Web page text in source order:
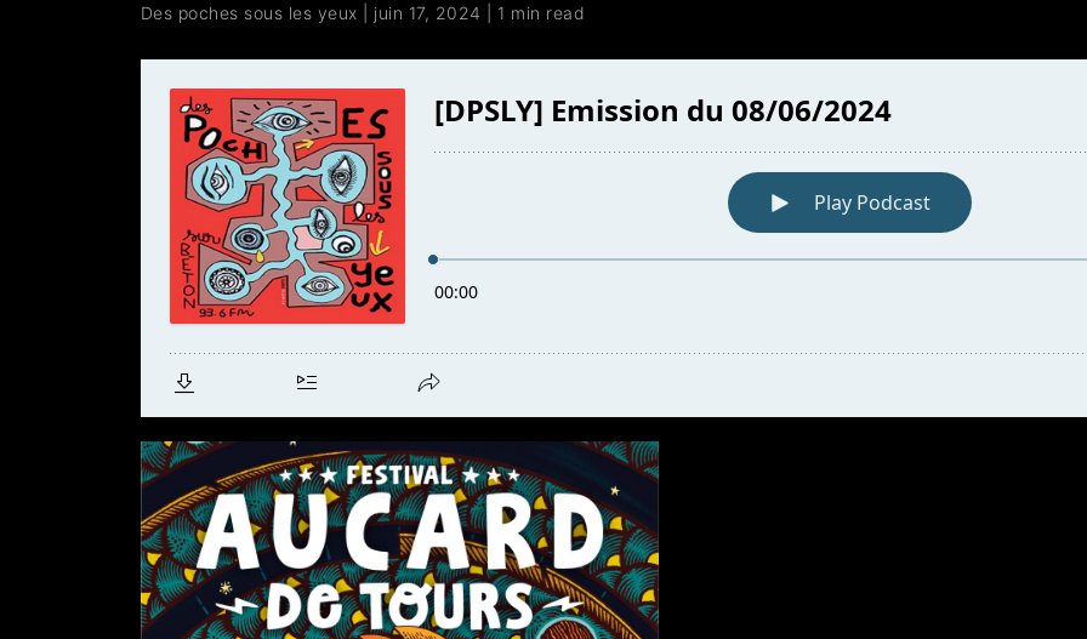
Des poches sous les yeux juin 17, 2024 1 min read